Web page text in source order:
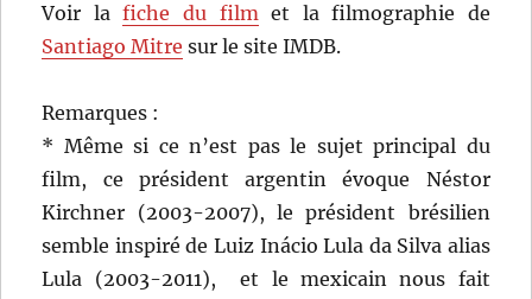
Voir lafiche du filmet la filmographie de
Santiago Mitre sur le site IMDB.
Remarques :
* Même si ce n’est pas le sujet principal du
film, ce président argentin évoque Néstor
Kirchner (2003-2007), le président brésilien
semble inspiré de Luiz Inácio Lula da Silva alias
Lula (2003-2011), et le mexicain nous fait